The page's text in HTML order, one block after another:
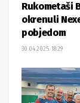
Rukometaši
okrenuli
pobjedom
30.04.2025. 18:29